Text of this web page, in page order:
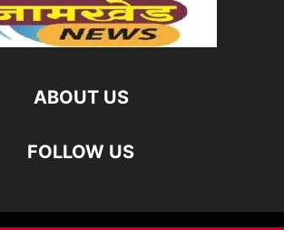
ABOUT US
FOLLOW US